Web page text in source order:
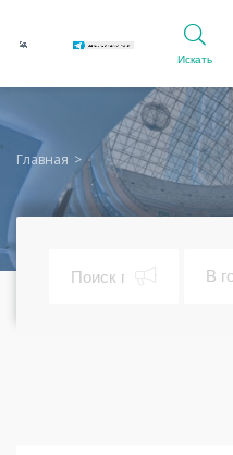
Искать
Главная